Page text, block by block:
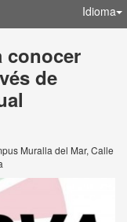
Idioma
conocer
de
Muralla del Mar, Calle